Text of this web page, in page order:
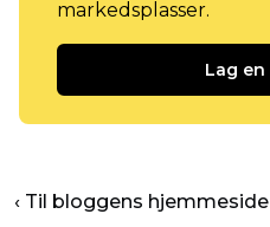
markedsplasser.
Lag
‹ Til bloggens hjemmeside